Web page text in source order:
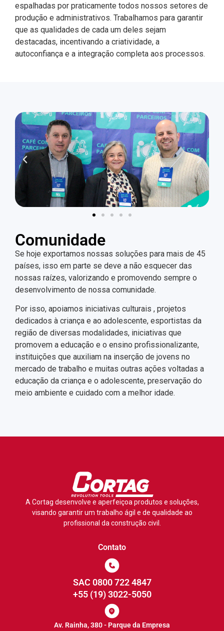
espalhadas por praticamente todos nossos setores de
produção e administrativos. Trabalhamos para garantir
que as qualidades de cada um deles sejam
destacadas, incentivando a criatividade, a
autoconfiança e a integração completa aos processos.
Comunidade
Se hoje exportamos nossas soluções para mais de 45
países, isso em parte se deve a não esquecer das
nossas raízes, valorizando e promovendo sempre o
desenvolvimento de nossa comunidade.
Por isso, apoiamos iniciativas culturais , projetos
dedicados à criança e ao adolescente, esportistas da
região de diversas modalidades, iniciativas que
promovem a educação e o ensino profissionalizante,
instituições que auxiliam na inserção de jovens no
mercado de trabalho e muitas outras ações voltadas a
educação da criança e o adolescente, preservação do
meio ambiente e cuidado com a melhor idade.
A Cortag desenvolve e aperfeiçoa produtos e soluções,
visando garantir um trabalho ágil e de qualidade ao
profissional da construção civil.
Contato
SAC 0800 722 4847
+55 (19) 3022-5050
Av. Rainha, 380 - Parque da Empresa